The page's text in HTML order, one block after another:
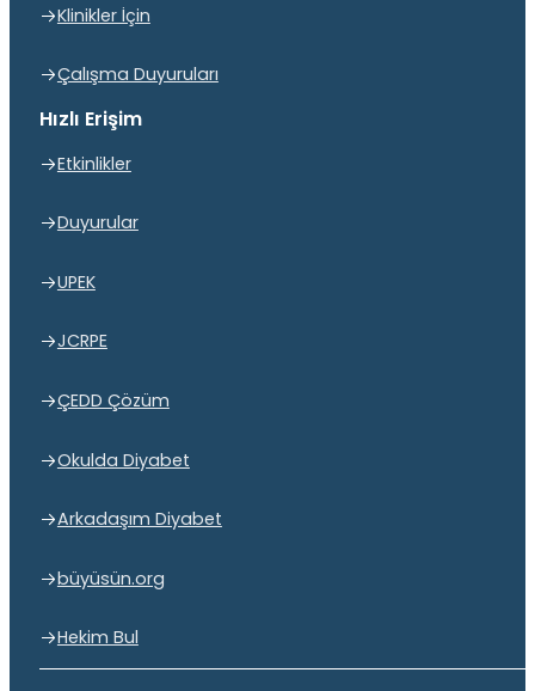
Klinikler İçin
Çalışma Duyuruları
Hızlı Erişim
Etkinlikler
Duyurular
UPEK
JCRPE
ÇEDD Çözüm
Okulda Diyabet
Arkadaşım Diyabet
büyüsün.org
Hekim Bul